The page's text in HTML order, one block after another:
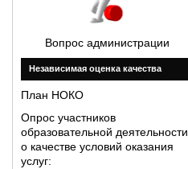
Вопрос администрации
Незавиcимая оценка качества
План НОКО
Опрос участников
образовательной деятельности
о качестве условий оказания
услуг: